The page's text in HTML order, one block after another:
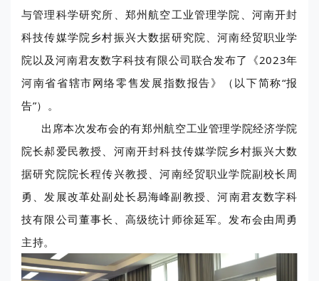
与管理科学研究所、郑州航空工业管理学院、河南开封
科技传媒学院乡村振兴大数据研究院、河南经贸职业学
院以及河南君友数字科技有限公司联合发布了《2023年
河南省省辖市网络零售发展指数报告》（以下简称“报
告”）。
出席本次发布会的有郑州航空工业管理学院经济学院
院长郝爱民教授、河南开封科技传媒学院乡村振兴大数
据研究院院长程传兴教授、河南经贸职业学院副校长周
勇、发展改革处副处长易海峰副教授、河南君友数字科
技有限公司董事长、高级统计师徐延军。发布会由周勇
主持。